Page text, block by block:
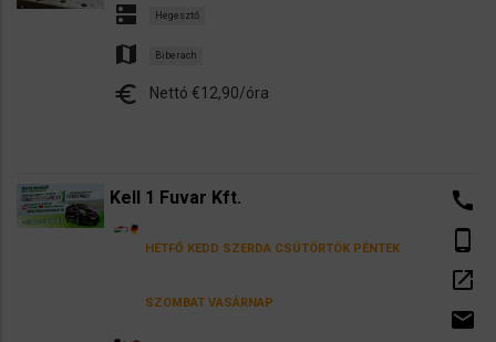
dns Hegesztő
map Biberach
euro Nettó €12,90/óra
Kell 1 Fuvar Kft.
HÉTFŐ KEDD SZERDA CSÜTÖRTÖK PÉNTEK
SZOMBAT VASÁRNAP
call
phone_android
open_in_new
email